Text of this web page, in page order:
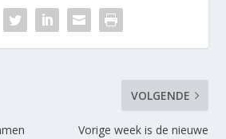
VOLGENDE
Vorige week is de nieuwe